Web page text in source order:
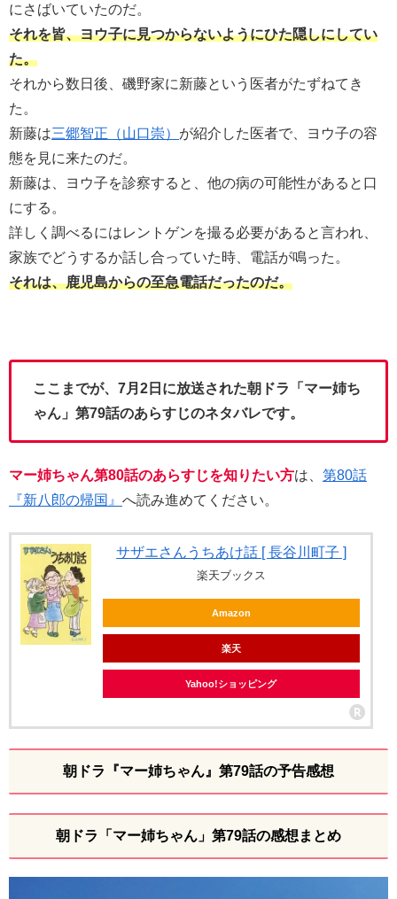
にさばいていたのだ。
それを皆、ヨウ子に見つからないようにひた隠しにしてい
た。
それから数日後、磯野家に新藤という医者がたずねてき
た。
新藤は三郷智正（山口崇） が紹介した医者で、ヨウ子の容
態を見に来たのだ。
新藤は、ヨウ子を診察すると、他の病の可能性があると口
にする。
詳しく調べるにはレントゲンを撮る必要があると言われ、
家族でどうするか話し合っていた時、電話が鳴った。
それは、鹿児島からの至急電話だったのだ。
ここまでが、7月2日に放送された朝ドラ「マー姉ち
ゃん」第79話のあらすじのネタバレです。
マー姉ちゃん第80話のあらすじを知りたい方は、 第80話
『新八郎の帰国』 へ読み進めてください。
サザエさんうちあけ話 [ 長谷川町子 ]
楽天ブックス
Amazon
楽天
Yahoo!ショッピング
朝ドラ『マー姉ちゃん』第79話の予告感想
朝ドラ「マー姉ちゃん」第79話の感想まとめ